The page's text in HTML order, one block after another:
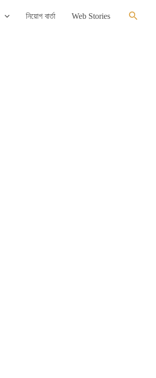
নিয়োগ বাৰ্তা Web Stories Search